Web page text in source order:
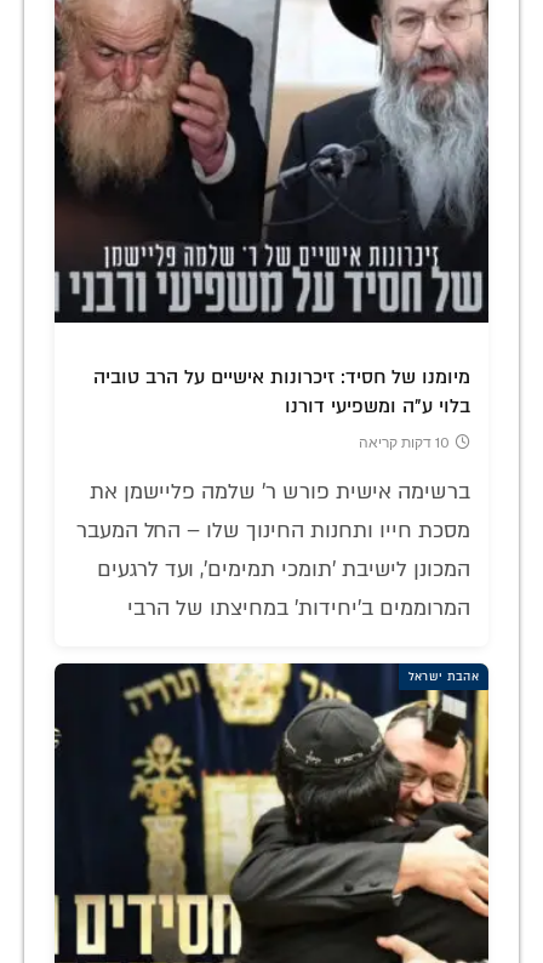
מיומנו של חסיד: זיכרונות אישיים על הרב טוביה
בלוי ע"ה ומשפיעי דורנו
10 דקות קריאה
ברשימה אישית פורש ר' שלמה פליישמן את
מסכת חייו ותחנות החינוך שלו – החל המעבר
המכונן לישיבת 'תומכי תמימים', ועד לרגעים
המרוממים ב'יחידות' במחיצתו של הרבי
אהבת ישראל